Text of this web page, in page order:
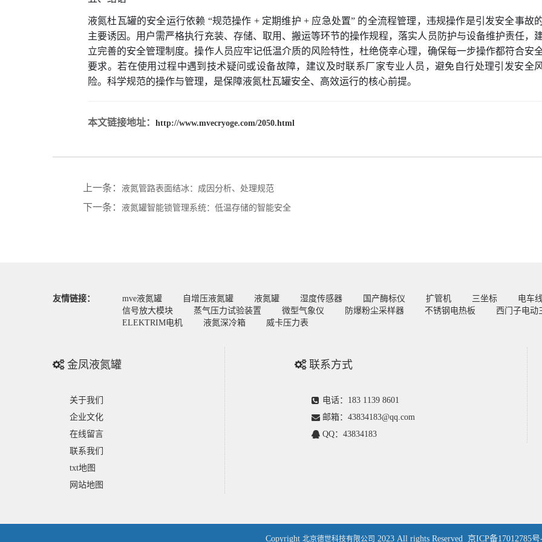
液氮杜瓦罐的安全运行依赖 “规范操作 + 定期维护 + 应急处置” 的全流程管理，违规操作是引发安全事故
主要诱因。用户需严格执行充装、存储、取用、搬运等环节的操作规程，落实人员防护与设备维护责任，
立完善的安全管理制度。操作人员应牢记低温介质的风险特性，杜绝侥幸心理，确保每一步操作都符合安
要求。若在使用过程中遇到技术疑问或设备故障，建议及时联系厂家专业人员，避免自行处理引发安全
险。科学规范的操作与管理，是保障液氮杜瓦罐安全、高效运行的核心前提。
本文链接地址： http://www.mvecryoge.com/2050.html
上一条： 液氮管路表面结冰：成因分析、处理规范
下一条： 液氮罐智能锁管理系统：低温存储的智能安全
友情链接： mve液氮罐 自增压液氮罐 液氮罐 湿度传感器 国产酶标仪 扩管机 三坐标 电车
信号放大模块
蒸气压力试验装置 微型气象仪 防爆粉尘采样器 不锈钢电热板 西门子电动
ELEKTRIM电机
液氮深冷箱 威卡压力表
金凤液氮罐
关于我们
企业文化
在线留言
联系我们
txt地图
网站地图
联系方式
电话：183 1139 8601
邮箱：43834183@qq.com
QQ：43834183
Copyright 北京德世科技有限公司 2023 All rights Reserved 京ICP备17012785号